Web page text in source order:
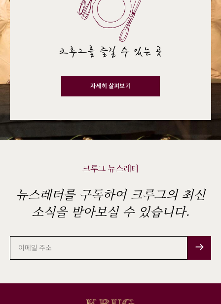
크루그를 즐길 수 있는 곳
자세히 살펴보기
크루그 뉴스레터
뉴스레터를 구독하여 크루그의 최신
소식을 받아보실 수 있습니다.
이
메
일
주
소